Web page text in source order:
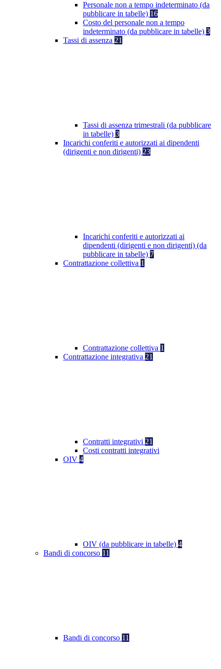
Personale non a tempo indeterminato (da
pubblicare in tabelle) 16
Costo del personale non a tempo
indeterminato (da pubblicare in tabelle) 3
Tassi di assenza 21
Tassi di assenza trimestrali (da pubblicare
in tabelle) 3
Incarichi conferiti e autorizzati ai dipendenti
(dirigenti e non dirigenti) 23
Incarichi conferiti e autorizzati ai
dipendenti (dirigenti e non dirigenti) (da
pubblicare in tabelle) 7
Contrattazione collettiva 1
Contrattazione collettiva 1
Contrattazione integrativa 21
Contratti integrativi 21
Costi contratti integrativi
OIV 4
OIV (da pubblicare in tabelle) 4
Bandi di concorso 11
Bandi di concorso 11